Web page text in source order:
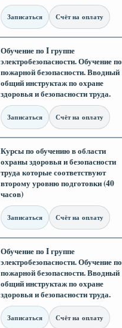
Записаться Счёт на оплату
Обучение по I группе
электробезопасности. Обучение по
пожарной безопасности. Вводный
общий инструктаж по охране
здоровья и безопасности труда.
Записаться Счёт на оплату
Курсы по обучению в области
охраны здоровья и безопасности
труда которые соответствуют
второму уровню подготовки (40
часов)
Записаться Счёт на оплату
Обучение по I группе
электробезопасности. Обучение по
пожарной безопасности. Вводный
общий инструктаж по охране
здоровья и безопасности труда.
Записаться Счёт на оплату